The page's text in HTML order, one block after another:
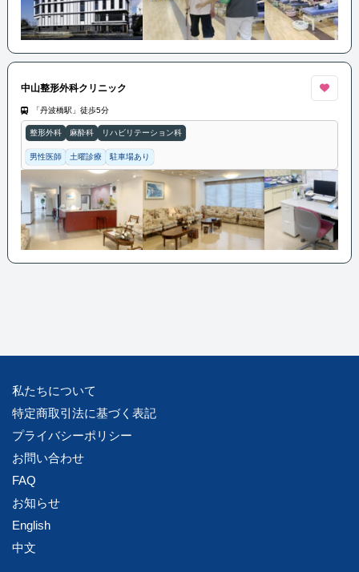
中山整形外科クリニック
「丹波橋駅」徒歩5分
整形外科 麻酔科 リハビリテーション科
男性医師 土曜診療 駐車場あり
私たちについて
特定商取引法に基づく表記
プライバシーポリシー
お問い合わせ
FAQ
お知らせ
English
中文